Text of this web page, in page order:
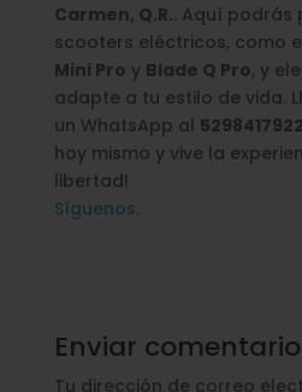
Carmen, Q.R.. Aquí podrás
scooters eléctricos, como
Mini Pro y Blade Q Pro, y
adapte a tu estilo de vida.
un WhatsApp al
hoy mismo y vive la
libertad!
Síguenos.
Enviar comentario
Tu dirección de correo